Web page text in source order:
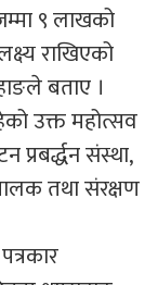
९ लाखको
राखिएको
बताए ।
उक्त महोत्सव
प्रबर्द्धन संस्था,
तथा संरक्षण